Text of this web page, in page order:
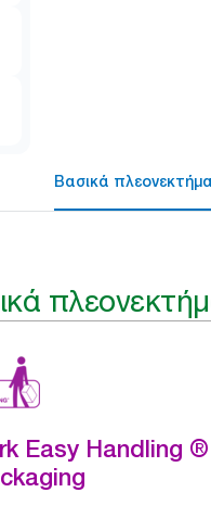
Βασικά
Easy Handling ®